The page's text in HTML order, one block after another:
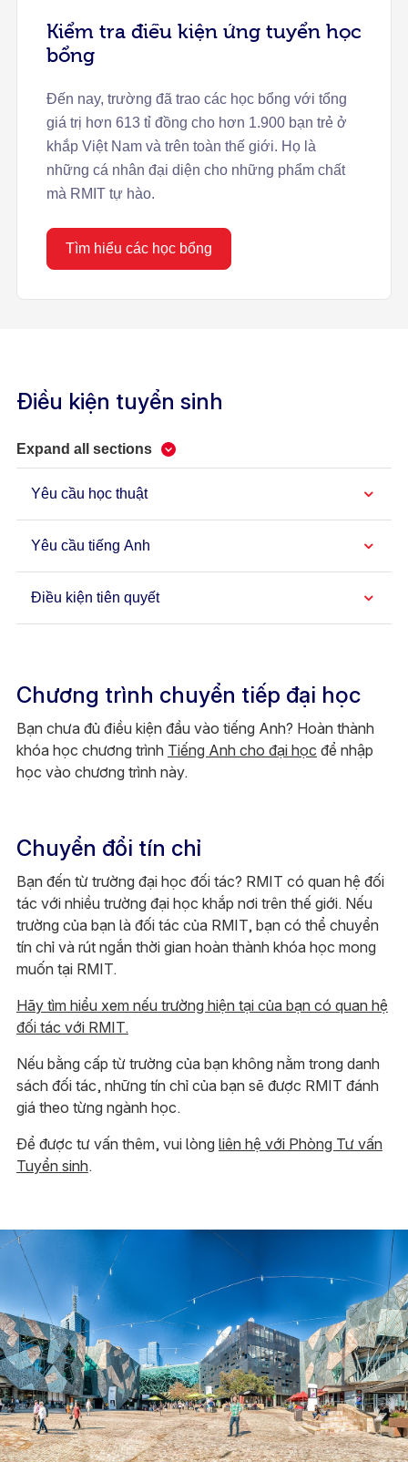
Kiểm tra điều kiện ứng tuyển học
bổng
Đến nay, trường đã trao các học bổng với tổng
giá trị hơn 613 tỉ đồng cho hơn 1.900 bạn trẻ ở
khắp Việt Nam và trên toàn thế giới. Họ là
những cá nhân đại diện cho những phẩm chất
mà RMIT tự hào.
Tìm hiểu các học bổng
Điều kiện tuyển sinh
Expand all sections
Yêu cầu học thuật
Yêu cầu tiếng Anh
Điều kiện tiên quyết
Chương trình chuyển tiếp đại học
Bạn chưa đủ điều kiện đầu vào tiếng Anh? Hoàn thành
khóa học chương trình Tiếng Anh cho đại học để nhập
học vào chương trình này.
Chuyển đổi tín chỉ
Bạn đến từ trường đại học đối tác? RMIT có quan hệ đối
tác với nhiều trường đại học khắp nơi trên thế giới. Nếu
trường của bạn là đối tác của RMIT, bạn có thể chuyển
tín chỉ và rút ngắn thời gian hoàn thành khóa học mong
muốn tại RMIT.
Hãy tìm hiểu xem nếu trường hiện tại của bạn có quan hệ
đối tác với RMIT.
Nếu bằng cấp từ trường của bạn không nằm trong danh
sách đối tác, những tín chỉ của bạn sẽ được RMIT đánh
giá theo từng ngành học.
Để được tư vấn thêm, vui lòng liên hệ với Phòng Tư vấn
Tuyển sinh.